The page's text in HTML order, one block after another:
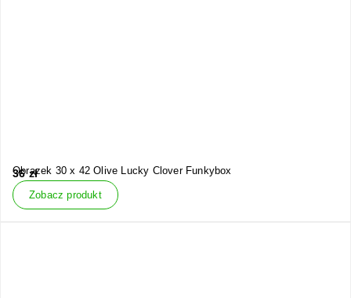
Obrazek 30 x 42 Olive Lucky Clover Funkybox
36zł
Zobacz produkt